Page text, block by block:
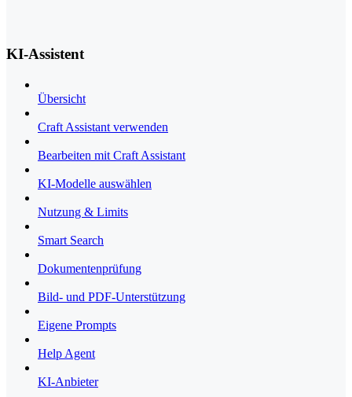
KI-Assistent
Übersicht
Craft Assistant verwenden
Bearbeiten mit Craft Assistant
KI-Modelle auswählen
Nutzung & Limits
Smart Search
Dokumentenprüfung
Bild- und PDF-Unterstützung
Eigene Prompts
Help Agent
KI-Anbieter